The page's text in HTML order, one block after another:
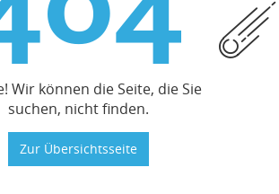
Wir können die Seite, die Sie
suchen, nicht finden.
Zur Übersichtsseite